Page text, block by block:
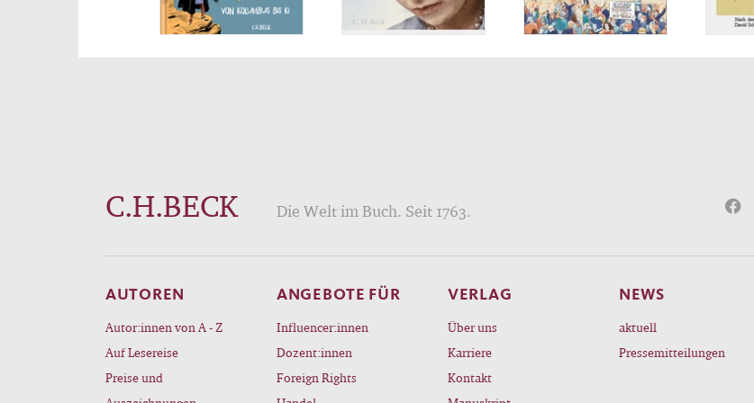
Humanities Research Council of Canada (SSHRC).
C.H.BECK Die Welt im Buch. Seit 1763.
AUTOREN
Autor:innen von A - Z
Auf Lesereise
Preise und
ANGEBOTE FÜR
Influencer:innen
Dozent:innen
Foreign Rights
VERLAG
Über uns
Karriere
Kontakt
NEWS
aktuell
Pressemitteilungen